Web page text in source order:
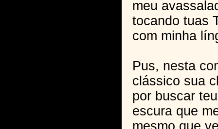
meu
tocando tuas
com minha
Pus, nesta
clássico sua
por buscar
escura que
mesmo que